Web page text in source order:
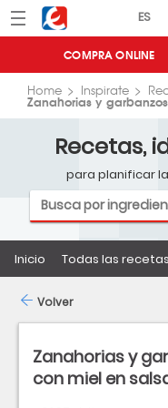
Menú Eroski
COMPRA ONLINE
Home Inspirate
Zanahorias y
Recetas,
para planificar
Inicio Todas las recetas
Zanahorias y
con miel en
Volver